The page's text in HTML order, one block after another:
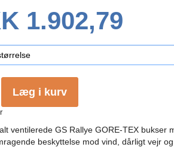
1.902,79
Læg i kurv
ventilerede GS Rallye GORE-TEX bukser
beskyttelse mod vind, dårligt vejr